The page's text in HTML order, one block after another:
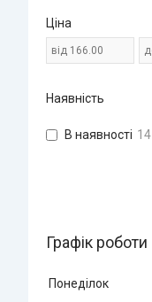
Ціна
Наявність
В наявності 14
Графік роботи
Понеділок